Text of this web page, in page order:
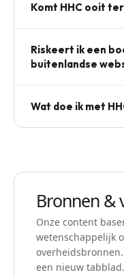
hennep, ~30×
volledig legaal in
Komt HHC ooit
geworden en TCHP
opvolger.
Riskeert ik een
buitenlandse
bezit is strafbaar.
Wat doe ik met
Bronnen &
Onze content
wetenschappelijk
een nieuw tabblad.